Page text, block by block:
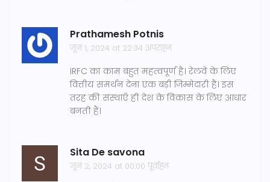
Prathamesh Potnis
जून 1, 2024 at 22:34 अपराह्न
IRFC का काम बहुत महत्वपूर्ण है। रेलवे के लिए
वित्तीय समर्थन देना एक बड़ी जिम्मेदारी है। इस
तरह की संस्थाएँ ही देश के विकास के लिए आधार
बनती हैं।
Sita De savona
जून 2, 2024 at 00:00 पूर्वाह्न